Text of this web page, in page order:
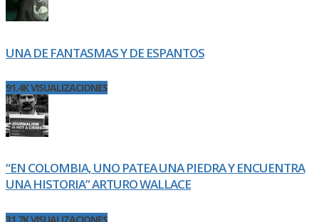
UNA DE FANTASMAS Y DE ESPANTOS
91.4K VISUALIZACIONES
“EN COLOMBIA, UNO PATEA UNA PIEDRA Y ENCUENTRA
UNA HISTORIA” ARTURO WALLACE